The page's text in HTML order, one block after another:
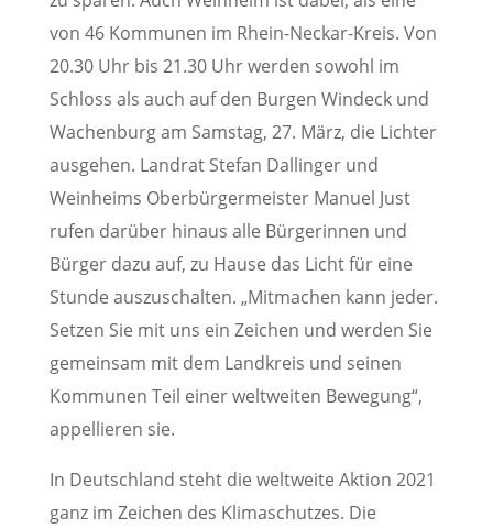
von 46 Kommunen im Rhein-Neckar-Kreis. Von
20.30 Uhr bis 21.30 Uhr werden sowohl im
Schloss als auch auf den Burgen Windeck und
Wachenburg am Samstag, 27. März, die Lichter
ausgehen. Landrat Stefan Dallinger und
Weinheims Oberbürgermeister Manuel Just
rufen darüber hinaus alle Bürgerinnen und
Bürger dazu auf, zu Hause das Licht für eine
Stunde auszuschalten. „Mitmachen kann jeder.
Setzen Sie mit uns ein Zeichen und werden Sie
gemeinsam mit dem Landkreis und seinen
Kommunen Teil einer weltweiten Bewegung“,
appellieren sie.
In Deutschland steht die weltweite Aktion 2021
ganz im Zeichen des Klimaschutzes. Die